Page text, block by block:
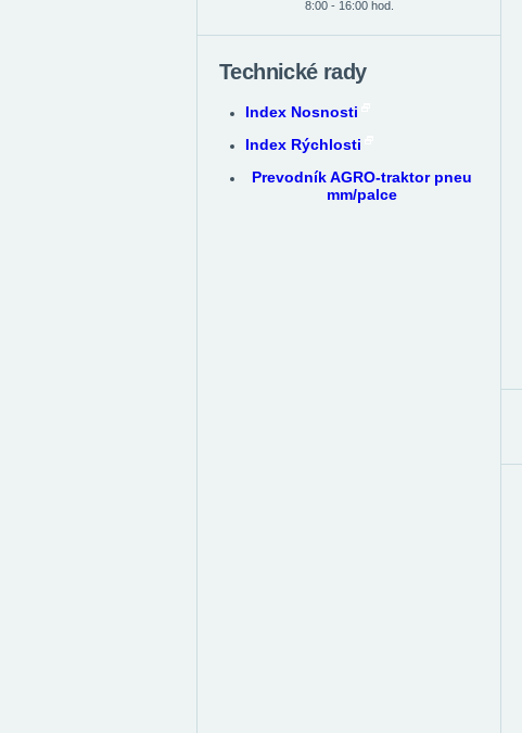
8:00 - 16:00 hod.
Technické rady
Index Nosnosti
Index Rýchlosti
Prevodník AGRO-traktor pneu
mm/palce